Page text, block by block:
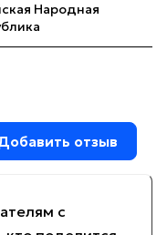
Народная
с
отзыв